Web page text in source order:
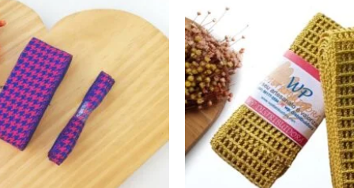
produto
tem
várias
variantes.
As
opções
podem